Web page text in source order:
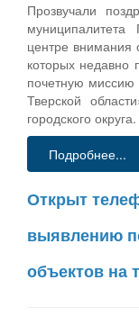
Прозвучали
центре внимания
которых недавно
почетную
Тверской
городского округа.
Подробнее...
Открыт
выявлению
объектов на